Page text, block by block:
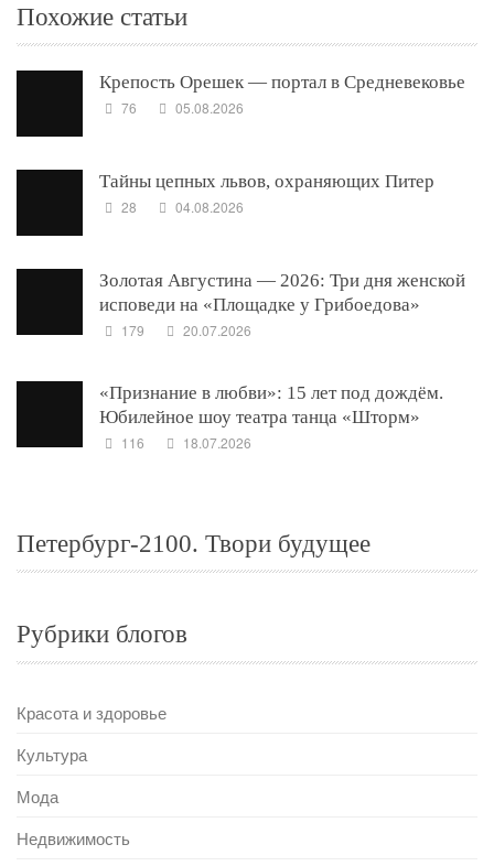
Похожие статьи
Крепость Орешек — портал в Средневековье
76 05.08.2026
Тайны цепных львов, охраняющих Питер
28 04.08.2026
Золотая Августина — 2026: Три дня женской
исповеди на «Площадке у Грибоедова»
179 20.07.2026
«Признание в любви»: 15 лет под дождём.
Юбилейное шоу театра танца «Шторм»
116 18.07.2026
Петербург-2100. Твори будущее
Рубрики блогов
Красота и здоровье
Культура
Мода
Недвижимость